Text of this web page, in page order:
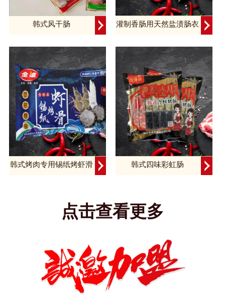
韩式风干肠 灌制香肠用天然盐渍肠衣
韩式烤肉专用锡纸烤虾滑 韩式四味彩虹肠
点击查看更多